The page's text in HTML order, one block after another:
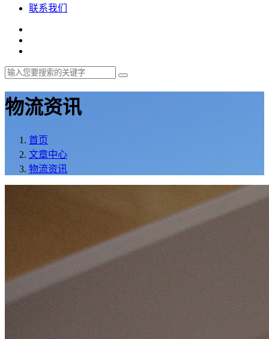
联系我们
物流资讯
首页
文章中心
物流资讯